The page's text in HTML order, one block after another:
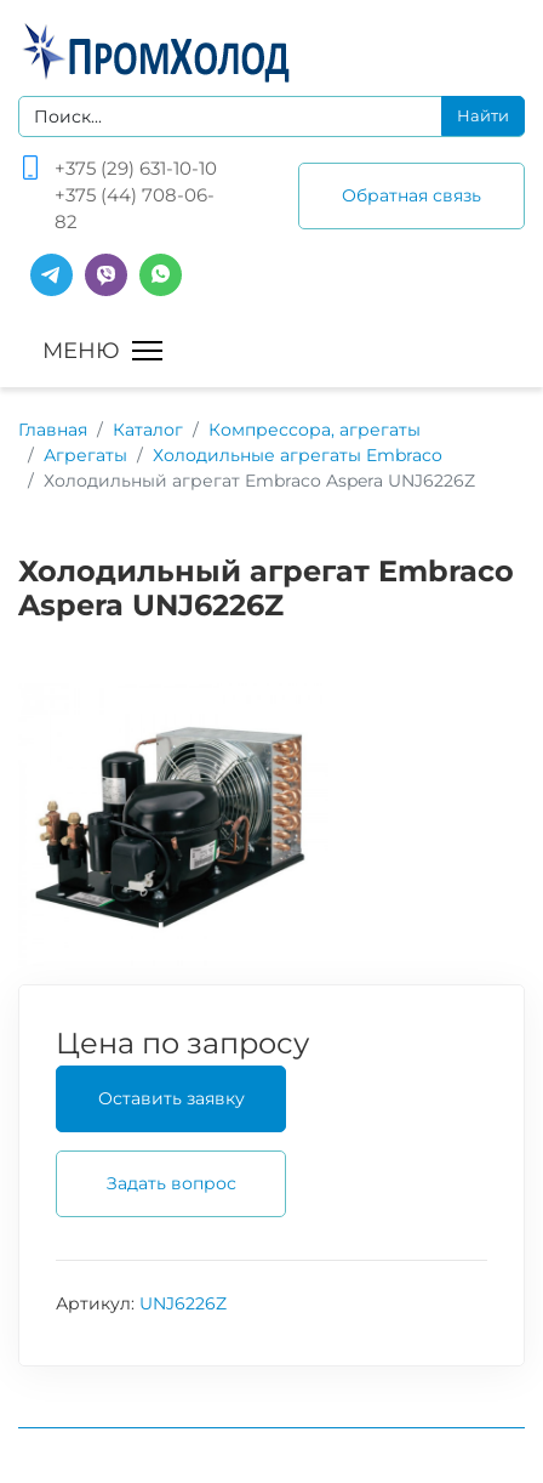
+375 (29) 631-10-10
+375 (44) 708-06-
82
Обратная связь
Главная Каталог
Компрессора, агрегаты
Агрегаты
Холодильные агрегаты Embraco
Холодильный агрегат Embraco Aspera UNJ6226Z
Холодильный агрегат Embraco
Aspera UNJ6226Z
Цена по запросу
Оставить заявку
Задать вопрос
Артикул: UNJ6226Z